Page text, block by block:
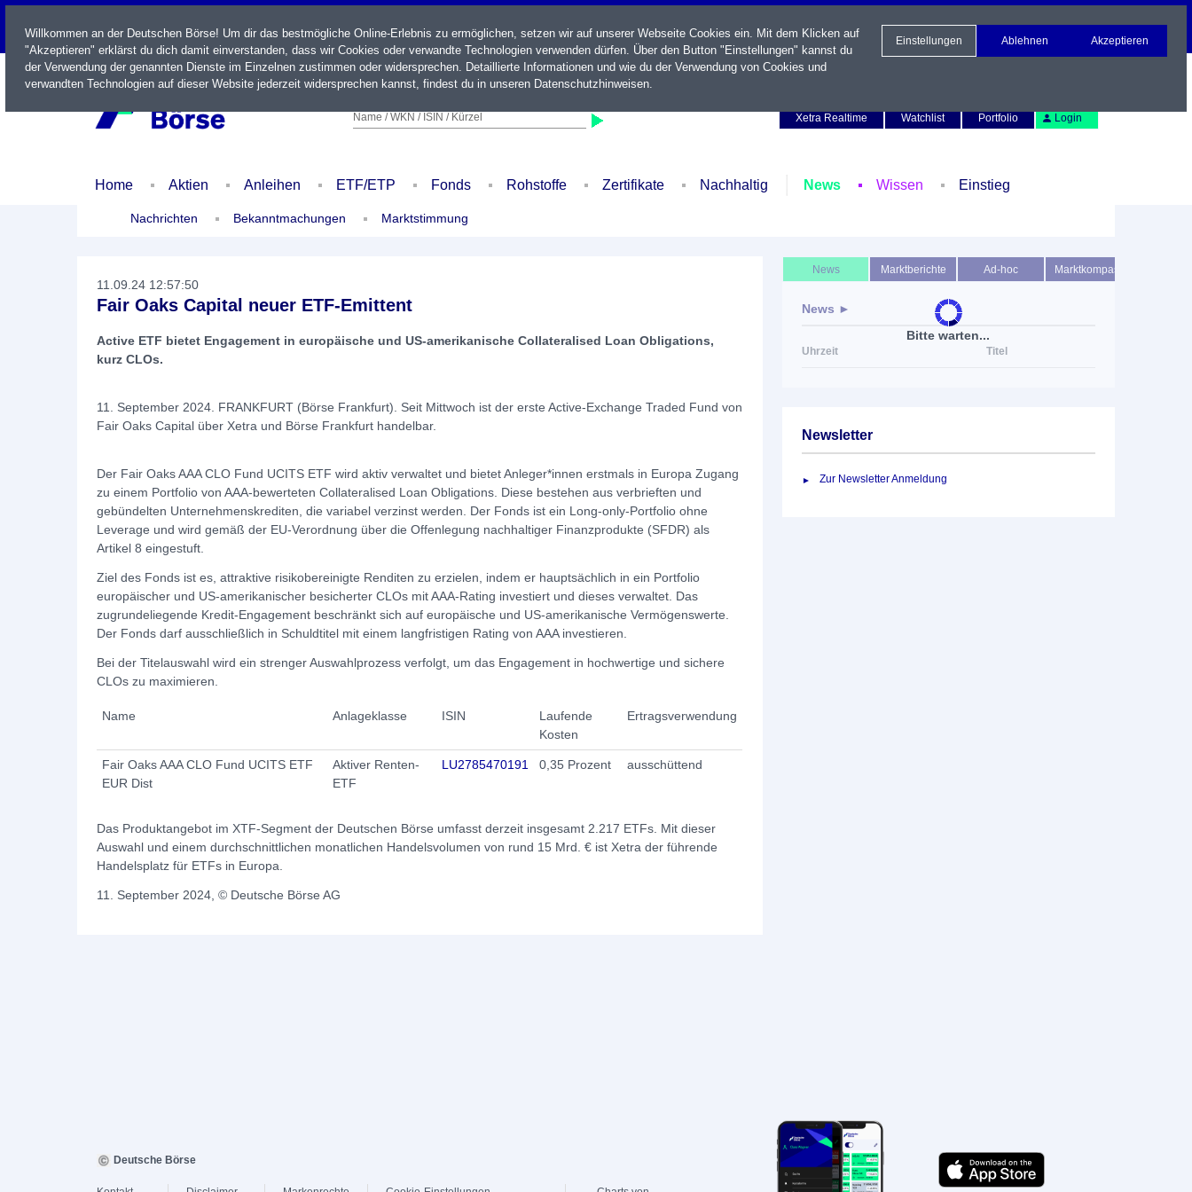
LIVE
Name / WKN / ISIN / Kürzel
Xetra Realtime
Watchlist Portfolio Login
Home Aktien Anleihen ETF/ETP Fonds Rohstoffe Zertifikate Nachhaltig News Wissen Einstieg
Nachrichten Bekanntmachungen Marktstimmung
11.09.24 12:57:50
Fair Oaks Capital neuer ETF-Emittent
Active ETF bietet Engagement in europäische und US-amerikanische Collateralised Loan Obligations,
kurz CLOs.
11. September 2024. FRANKFURT (Börse Frankfurt). Seit Mittwoch ist der erste Active-Exchange Traded Fund von
Fair Oaks Capital über Xetra und Börse Frankfurt handelbar.
Der Fair Oaks AAA CLO Fund UCITS ETF wird aktiv verwaltet und bietet Anleger*innen erstmals in Europa Zugang
zu einem Portfolio von AAA-bewerteten Collateralised Loan Obligations. Diese bestehen aus verbrieften und
gebündelten Unternehmenskrediten, die variabel verzinst werden. Der Fonds ist ein Long-only-Portfolio ohne
Leverage und wird gemäß der EU-Verordnung über die Offenlegung nachhaltiger Finanzprodukte (SFDR) als
Artikel 8 eingestuft.
Ziel des Fonds ist es, attraktive risikobereinigte Renditen zu erzielen, indem er hauptsächlich in ein Portfolio
europäischer und US-amerikanischer besicherter CLOs mit AAA-Rating investiert und dieses verwaltet. Das
zugrundeliegende Kredit-Engagement beschränkt sich auf europäische und US-amerikanische Vermögenswerte.
Der Fonds darf ausschließlich in Schuldtitel mit einem langfristigen Rating von AAA investieren.
Bei der Titelauswahl wird ein strenger Auswahlprozess verfolgt, um das Engagement in hochwertige und sichere
CLOs zu maximieren.
Name Anlageklasse ISIN
Laufende
Kosten
Ertragsverwendung
Fair Oaks AAA CLO Fund UCITS ETF
EUR Dist
Aktiver Renten-
ETF
LU2785470191 0,35 Prozent ausschüttend
Das Produktangebot im XTF-Segment der Deutschen Börse umfasst derzeit insgesamt 2.217 ETFs. Mit dieser
Auswahl und einem durchschnittlichen monatlichen Handelsvolumen von rund 15 Mrd. € ist Xetra der führende
Handelsplatz für ETFs in Europa.
11. September 2024, © Deutsche Börse AG
Bitte warten...
News Marktberichte Ad-hoc Marktkompass
News ►
Uhrzeit Titel
Newsletter
Zur Newsletter Anmeldung
Willkommen an der Deutschen Börse! Um dir das bestmögliche Online-Erlebnis zu ermöglichen, setzen wir auf unserer Webseite Cookies ein. Mit dem Klicken auf
"Akzeptieren" erklärst du dich damit einverstanden, dass wir Cookies oder verwandte Technologien verwenden dürfen. Über den Button "Einstellungen" kannst du
der Verwendung der genannten Dienste im Einzelnen zustimmen oder widersprechen. Detaillierte Informationen und wie du der Verwendung von Cookies und
verwandten Technologien auf dieser Website jederzeit widersprechen kannst, findest du in unseren Datenschutzhinweisen.
Einstellungen Ablehnen Akzeptieren
Deutsche Börse